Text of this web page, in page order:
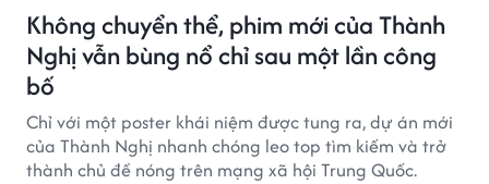
Không chuyển thể, phim mới của Thành
Nghị vẫn bùng nổ chỉ sau một lần công
bố
Chỉ với một poster khái niệm được tung ra, dự án mới
của Thành Nghị nhanh chóng leo top tìm kiếm và trở
thành chủ đề nóng trên mạng xã hội Trung Quốc.